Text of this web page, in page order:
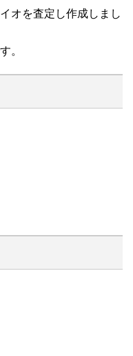
オを査定し作成しまし
。